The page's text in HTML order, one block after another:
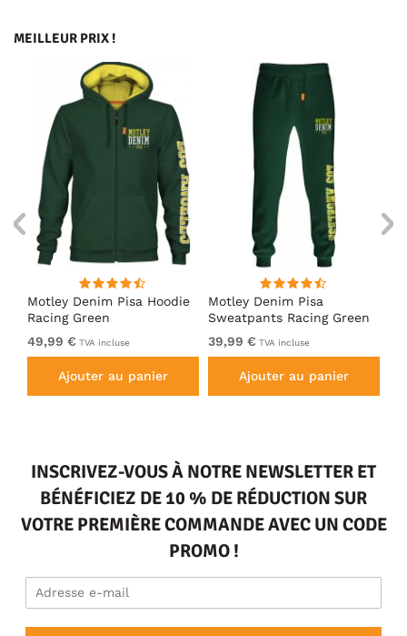
MEILLEUR PRIX !
Motley Denim Pisa Hoodie
Racing Green
49,99 € TVA incluse
Ajouter au panier
Motley Denim Pisa
Sweatpants Racing Green
39,99 € TVA incluse
Ajouter au panier
INSCRIVEZ-VOUS À NOTRE NEWSLETTER ET
BÉNÉFICIEZ DE 10 % DE RÉDUCTION SUR
VOTRE PREMIÈRE COMMANDE AVEC UN CODE
PROMO !